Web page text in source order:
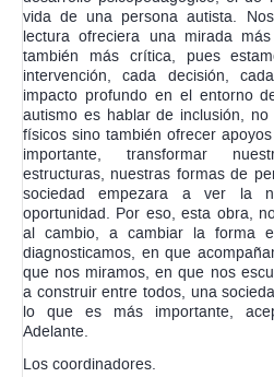
físicos sino también ofrecer
importante, transformar
estructuras, nuestras formas de
sociedad empezara a ver la
oportunidad. Por eso, esta obra,
al cambio, a cambiar la forma
diagnosticamos, en que
que nos miramos, en que nos
a construir entre todos, una
lo que es más importante,
Adelante.
Los coordinadores.
OTROS LIBROS DE